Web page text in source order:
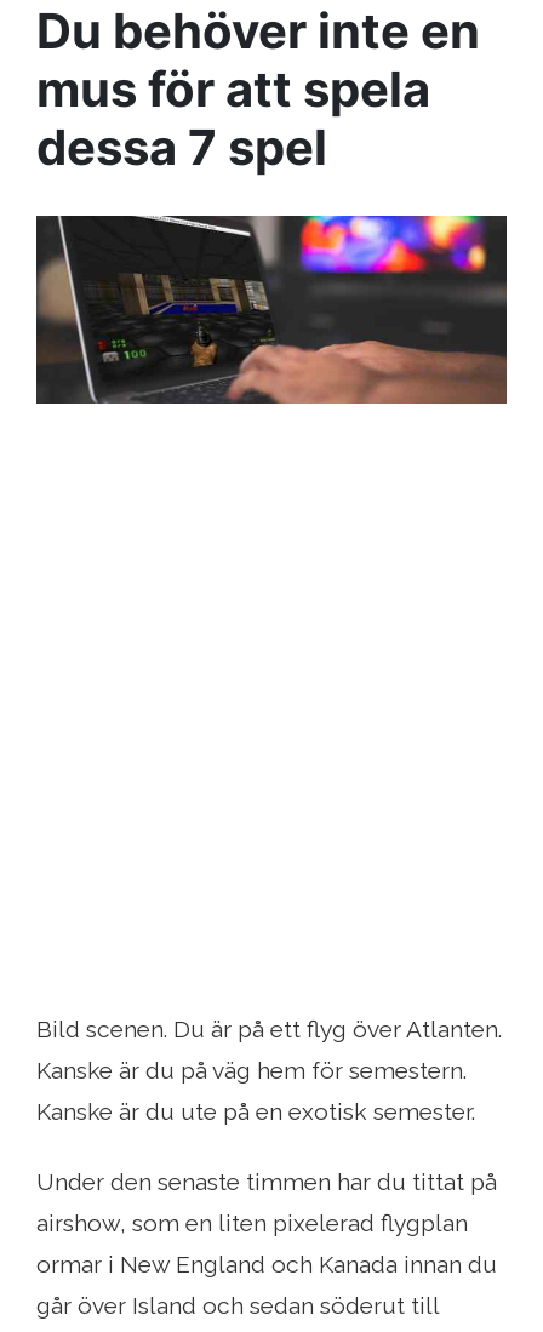
Du behöver inte en
mus för att spela
dessa 7 spel
Bild scenen. Du är på ett flyg över Atlanten.
Kanske är du på väg hem för semestern.
Kanske är du ute på en exotisk semester.
Under den senaste timmen har du tittat på
airshow, som en liten pixelerad flygplan
ormar i New England och Kanada innan du
går över Island och sedan söderut till